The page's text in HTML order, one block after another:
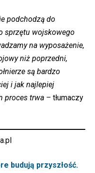
podchodzą do
sprzętu wojskowego
na wyposażenie,
niż poprzedni,
są bardzo
i jak najlepiej
proces trwa – tłumaczy
budują przyszłość.